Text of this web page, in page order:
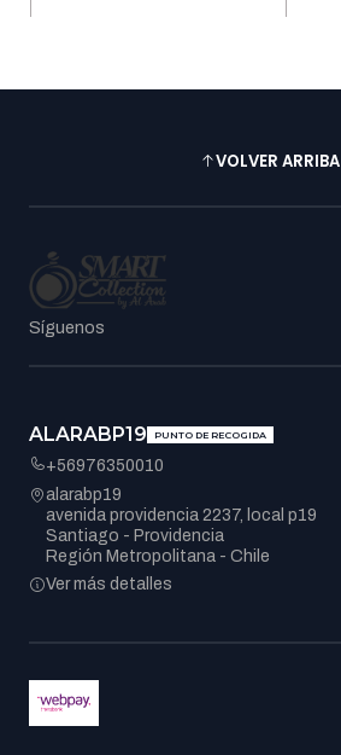
VOLVER ARRIBA
Síguenos
ALARABP19 PUNTO DE RECOGIDA
+56976350010
alarabp19
avenida providencia 2237, local p19
Santiago - Providencia
Región Metropolitana - Chile
Ver más detalles